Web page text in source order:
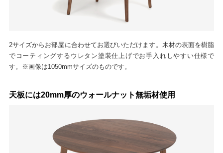
2サイズからお部屋に合わせてお選びいただけます。木材の表面を樹脂
でコーティングするウレタン塗装仕上げでお手入れしやすい仕様で
す。※画像は1050mmサイズのものです。
天板には20mm厚のウォールナット無垢材使用